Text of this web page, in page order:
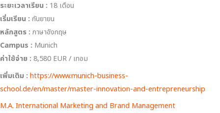
ระยะเวลาเรียน : 18 เดือน
เริ่มเรียน : กันยายน
หลักสูตร : ภาษาอังกฤษ
Campus : Munich
ค่าใช้จ่าย : 8,580 EUR / เทอม
เพิ่มเติม : https://www.munich-business-
school.de/en/master/master-innovation-and-entrepreneurship
M.A. International Marketing and Brand Management